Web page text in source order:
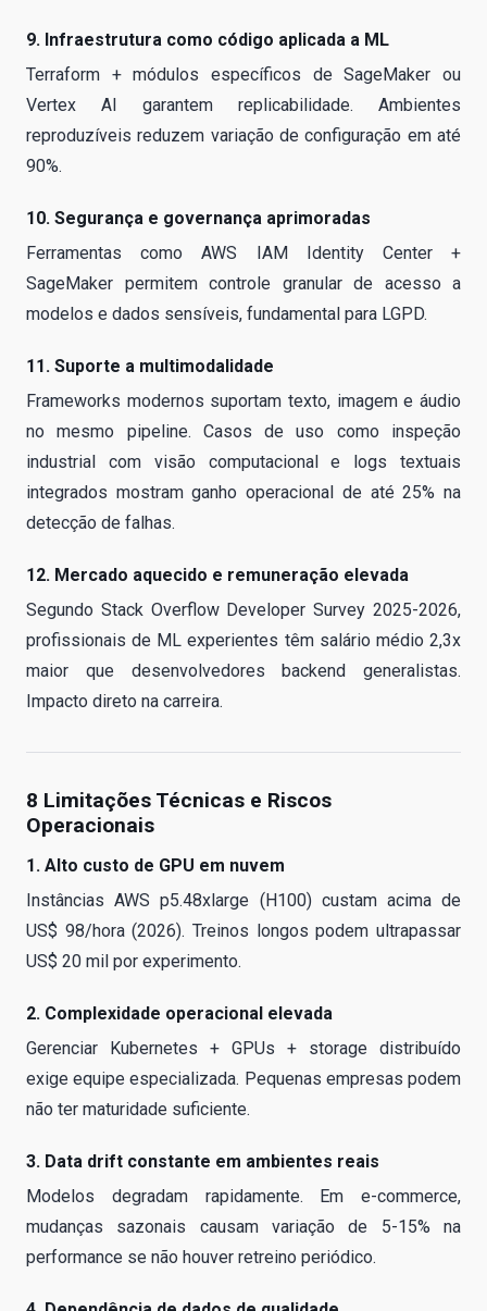
9. Infraestrutura como código aplicada a ML
Terraform + módulos específicos de SageMaker ou
Vertex AI garantem replicabilidade. Ambientes
reproduzíveis reduzem variação de configuração em até
90%.
10. Segurança e governança aprimoradas
Ferramentas como AWS IAM Identity Center +
SageMaker permitem controle granular de acesso a
modelos e dados sensíveis, fundamental para LGPD.
11. Suporte a multimodalidade
Frameworks modernos suportam texto, imagem e áudio
no mesmo pipeline. Casos de uso como inspeção
industrial com visão computacional e logs textuais
integrados mostram ganho operacional de até 25% na
detecção de falhas.
12. Mercado aquecido e remuneração elevada
Segundo Stack Overflow Developer Survey 2025-2026,
profissionais de ML experientes têm salário médio 2,3x
maior que desenvolvedores backend generalistas.
Impacto direto na carreira.
8 Limitações Técnicas e Riscos
Operacionais
1. Alto custo de GPU em nuvem
Instâncias AWS p5.48xlarge (H100) custam acima de
US$ 98/hora (2026). Treinos longos podem ultrapassar
US$ 20 mil por experimento.
2. Complexidade operacional elevada
Gerenciar Kubernetes + GPUs + storage distribuído
exige equipe especializada. Pequenas empresas podem
não ter maturidade suficiente.
3. Data drift constante em ambientes reais
Modelos degradam rapidamente. Em e-commerce,
mudanças sazonais causam variação de 5-15% na
performance se não houver retreino periódico.